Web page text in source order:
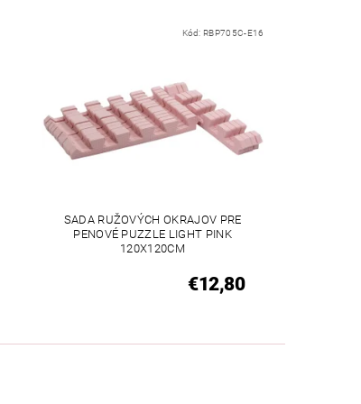
Kód: RBP705C-E16
SADA RUŽOVÝCH OKRAJOV PRE
PENOVÉ PUZZLE LIGHT PINK
120X120CM
€12,80